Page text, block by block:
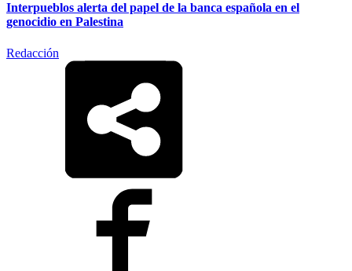
Interpueblos alerta del papel de la banca española en el
genocidio en Palestina
Redacción